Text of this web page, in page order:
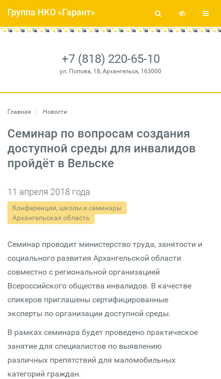
+7 (818) 220-65-10
ул. Попова, 18, Архангельск, 163000
Группа НКО «Гарант»
Главная Новости
Семинар по вопросам создания
доступной среды для инвалидов
пройдёт в Вельске
11 апреля 2018 года
Конференции, школы и семинары
Архангельская область
Семинар проводит министерство труда, занятости и
социального развития Архангельской области
совместно с региональной организацией
Всероссийского общества инвалидов. В качестве
спикеров приглашены сертифицированные
эксперты по организации доступной среды.
В рамках семинара будет проведено практическое
занятие для специалистов по выявлению
различных препятствий для маломобильных
категорий граждан.